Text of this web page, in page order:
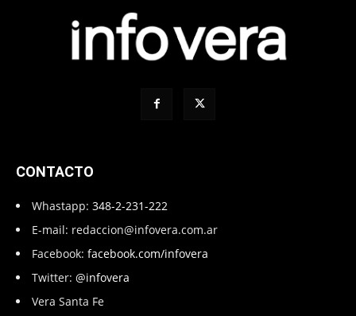
CONTACTO
Whastapp: 348-2-231-222
E-mail: redaccion@infovera.com.ar
Facebook: facebook.com/infovera
Twitter: @infovera
Vera Santa Fe